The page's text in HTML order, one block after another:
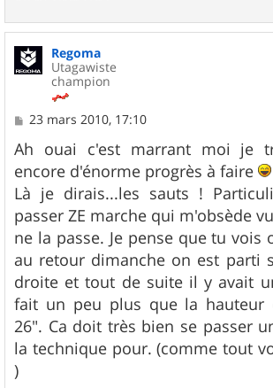
Regoma
Utagawiste
champion
M
s
s
a
g
e
23 mars 2010, 17:10
Ah ouai c'est marrant moi je
encore d'énorme progrès à faire
Là je dirais...les sauts !
passer ZE marche qui m'obsède
ne la passe. Je pense que tu vois
au retour dimanche on est parti
droite et tout de suite il y avait
fait un peu plus que la hauteur
26". Ca doit très bien se passer
la technique pour. (comme tout
)